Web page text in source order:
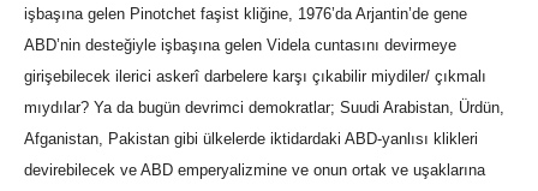
işbaşına gelen Pinotchet faşist kliğine, 1976’da Arjantin’de gene
ABD’nin desteğiyle işbaşına gelen Videla cuntasını devirmeye
girişebilecek ilerici askerî darbelere karşı çıkabilir miydiler/ çıkmalı
mıydılar? Ya da bugün devrimci demokratlar; Suudi Arabistan, Ürdün,
Afganistan, Pakistan gibi ülkelerde iktidardaki ABD-yanlısı klikleri
devirebilecek ve ABD emperyalizmine ve onun ortak ve uşaklarına